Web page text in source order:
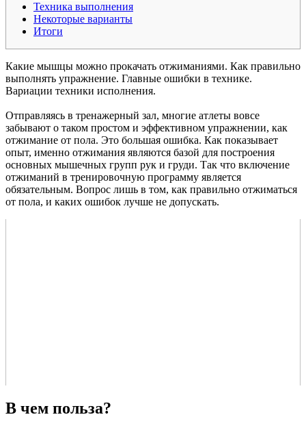
Техника выполнения
Некоторые варианты
Итоги
Какие мышцы можно прокачать отжиманиями. Как правильно
выполнять упражнение. Главные ошибки в технике.
Вариации техники исполнения.
Отправляясь в тренажерный зал, многие атлеты вовсе
забывают о таком простом и эффективном упражнении, как
отжимание от пола. Это большая ошибка. Как показывает
опыт, именно отжимания являются базой для построения
основных мышечных групп рук и груди. Так что включение
отжиманий в тренировочную программу является
обязательным. Вопрос лишь в том, как правильно отжиматься
от пола, и каких ошибок лучше не допускать.
В чем польза?